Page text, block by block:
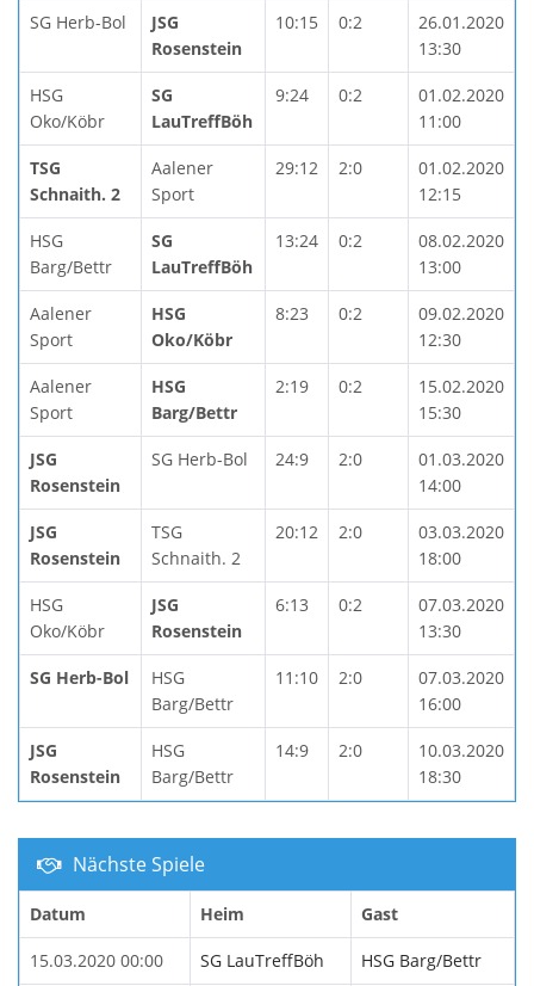
SG Herb-Bol
JSG
Rosenstein
10:15 0:2
26.01.2020
13:30
HSG
Oko/Köbr
SG
LauTreffBöh
9:24 0:2
01.02.2020
11:00
TSG
Schnaith. 2
Aalener
Sport
29:12 2:0
01.02.2020
12:15
HSG
Barg/Bettr
SG
LauTreffBöh
13:24 0:2
08.02.2020
13:00
Aalener
Sport
HSG
Oko/Köbr
8:23 0:2
09.02.2020
12:30
Aalener
Sport
HSG
Barg/Bettr
2:19 0:2
15.02.2020
15:30
JSG
Rosenstein
SG Herb-Bol 24:9 2:0
01.03.2020
14:00
JSG
Rosenstein
TSG
Schnaith. 2
20:12 2:0
03.03.2020
18:00
HSG
Oko/Köbr
JSG
Rosenstein
6:13 0:2
07.03.2020
13:30
SG Herb-Bol
HSG
Barg/Bettr
11:10 2:0
07.03.2020
16:00
JSG
Rosenstein
HSG
Barg/Bettr
14:9 2:0
10.03.2020
18:30
Nächste Spiele
Datum Heim Gast
15.03.2020 00:00 SG LauTreffBöh HSG Barg/Bettr